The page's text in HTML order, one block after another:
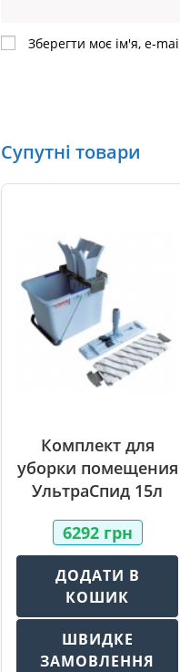
Зберегти моє ім'я, e-
Супутні товари
Комплект для
уборки помещения
УльтраСпид 15л
6292 грн
ДОДАТИ В
КОШИК
ШВИДКЕ
ЗАМОВЛЕННЯ